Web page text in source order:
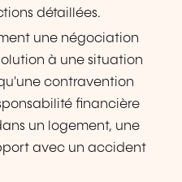
détaillées.
une négociation
à une situation
contravention
financière
un logement, une
avec un accident